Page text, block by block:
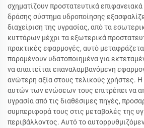
σχηματίζουν προστατευτικά
δράσης σύστημα υδροποίησης
διαχείριση της υγρασίας, από τα
κυττάρων μέχρι τα εξωτερικά
πρακτικές εφαρμογές, αυτό
παραμένουν υδατοποιημένα για
να απαιτείται επαναλαμβανόμενη
ανώτερη αξία στους τελικούς χρήστες.
αυτών των ενώσεων τους επιτρέπει να
υγρασία από τις διαθέσιμες πηγές,
συμπεριφορά τους στις μεταβολές της
περιβάλλοντος. Αυτό το